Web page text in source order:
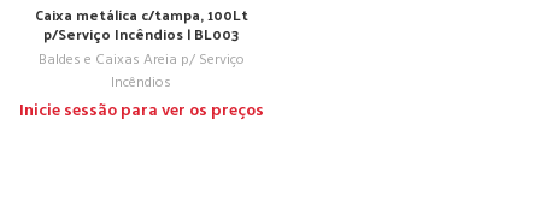
Caixa metálica c/tampa, 100Lt
p/Serviço Incêndios | BL003
Baldes e Caixas Areia p/ Serviço
Incêndios
Inicie sessão para ver os preços